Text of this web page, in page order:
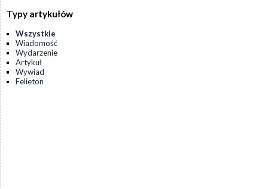
Typy artykułów
Wszystkie
Wiadomość
Wydarzenie
Artykuł
Wywiad
Felieton